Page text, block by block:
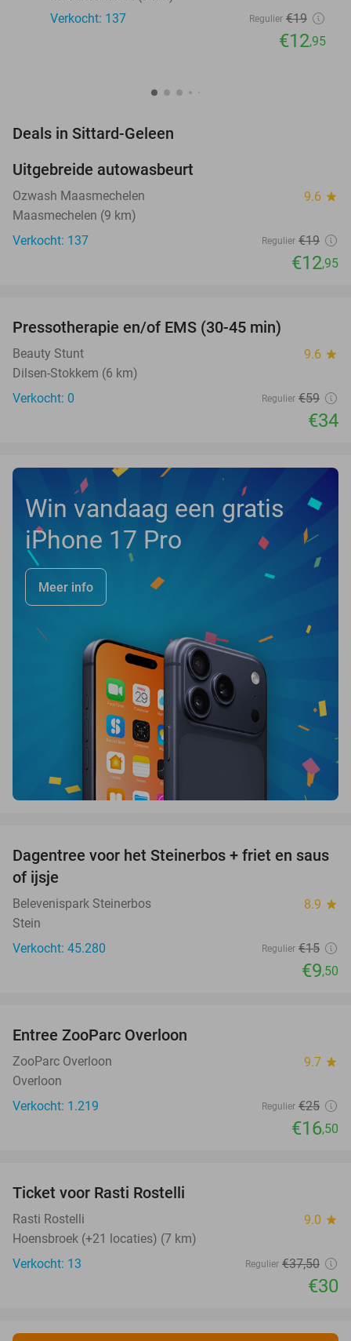
Verkocht: 137
Regulier €19
€12,95
Deals in Sittard-Geleen
NEW
TODAY
Uitgebreide autowasbeurt
Ozwash Maasmechelen 9.6 star
Maasmechelen (9 km)
Verkocht: 137
Regulier €19
€12,95
TODAY
Pressotherapie en/of EMS (30-45 min)
Beauty Stunt 9.6 star
Dilsen-Stokkem (6 km)
Verkocht: 0
Regulier €59
€34
Win vandaag een gratis
iPhone 17 Pro
Meer info
37%
Dagentree voor het Steinerbos + friet en saus
of ijsje
Belevenispark Steinerbos 8.9 star
Stein
Verkocht: 45.280
Regulier €15
€9,50
Entree ZooParc Overloon
ZooParc Overloon 9.7 star
Overloon
Verkocht: 1.219
Regulier €25
€16,50
TODAY
Ticket voor Rasti Rostelli
Rasti Rostelli 9.0 star
Hoensbroek (+21 locaties) (7 km)
Verkocht: 13
Regulier €37,50
€30